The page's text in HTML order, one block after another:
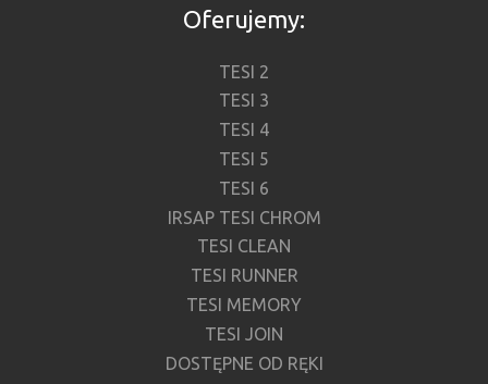
Oferujemy:
TESI 2
TESI 3
TESI 4
TESI 5
TESI 6
IRSAP TESI CHROM
TESI CLEAN
TESI RUNNER
TESI MEMORY
TESI JOIN
DOSTĘPNE OD RĘKI